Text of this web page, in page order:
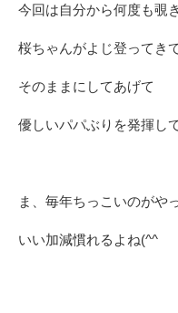
今回は自分から何度も覗
桜ちゃんがよじ登ってき
そのままにしてあげて
優しいパパぶりを発揮し
ま、毎年ちっこいのがや
いい加減慣れるよね(^^ゞ